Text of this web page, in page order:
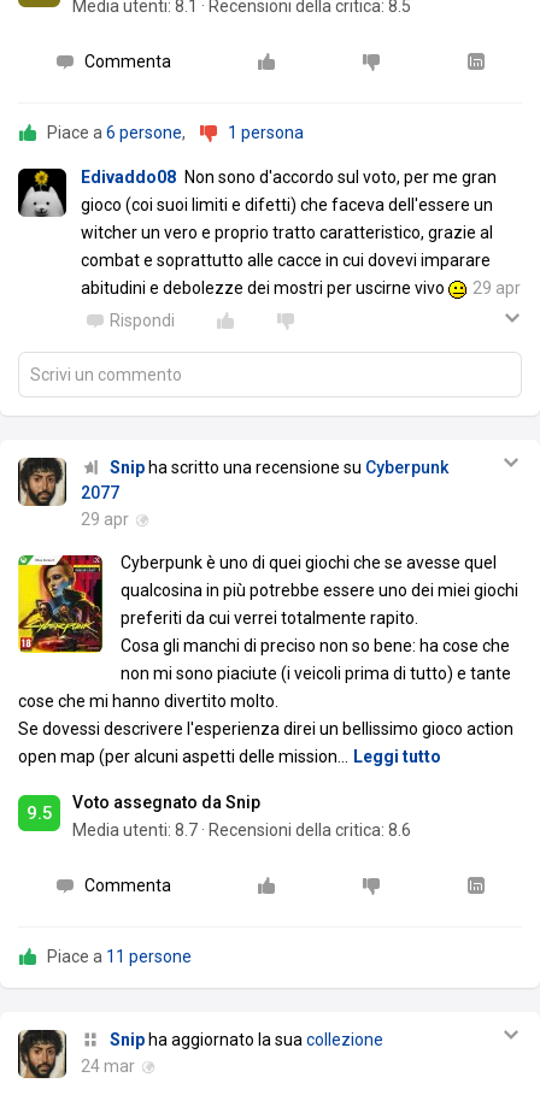
Media utenti: 8.1 · Recensioni della critica: 8.5
Commenta
Piace a 6 persone, 1 persona
Edivaddo08 Non sono d'accordo sul voto, per me gran
gioco (coi suoi limiti e difetti) che faceva dell'essere un
witcher un vero e proprio tratto caratteristico, grazie al
combat e soprattutto alle cacce in cui dovevi imparare
abitudini e debolezze dei mostri per uscirne vivo
29 apr
Rispondi
Scrivi un commento
Snip ha scritto una recensione su Cyberpunk
2077
29 apr
Cyberpunk è uno di quei giochi che se avesse quel
qualcosina in più potrebbe essere uno dei miei giochi
preferiti da cui verrei totalmente rapito.
Cosa gli manchi di preciso non so bene: ha cose che
non mi sono piaciute (i veicoli prima di tutto) e tante
cose che mi hanno divertito molto.
Se dovessi descrivere l'esperienza direi un bellissimo gioco action
open map (per alcuni aspetti delle mission
Leggi tutto
9.5
Voto assegnato da Snip
Media utenti: 8.7 · Recensioni della critica: 8.6
Commenta
Piace a 11 persone
Snip ha aggiornato la sua collezione
24 mar